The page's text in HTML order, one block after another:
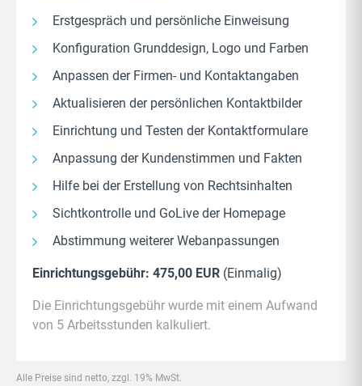
Erstgespräch und persönliche Einweisung
Konfiguration Grunddesign, Logo und Farben
Anpassen der Firmen- und Kontaktangaben
Aktualisieren der persönlichen Kontaktbilder
Einrichtung und Testen der Kontaktformulare
Anpassung der Kundenstimmen und Fakten
Hilfe bei der Erstellung von Rechtsinhalten
Sichtkontrolle und GoLive der Homepage
Abstimmung weiterer Webanpassungen
Einrichtungsgebühr: 475,00 EUR (Einmalig)
Die Einrichtungsgebühr wurde mit einem Aufwand
von 5 Arbeitsstunden kalkuliert.
Alle Preise sind netto, zzgl. 19% MwSt.